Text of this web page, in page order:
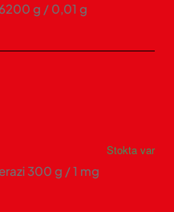
g / 0,01 g
Stokta var
300 g / 1 mg